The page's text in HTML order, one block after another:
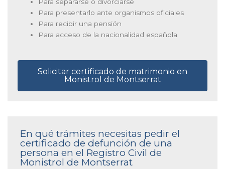
Para presentarlo ante organismos oficiales
Para recibir una pensión
Para acceso de la nacionalidad española
Solicitar certificado de matrimonio en
Monistrol de Montserrat
En qué trámites necesitas pedir el
certificado de defunción de una
persona en el Registro Civil de
Monistrol de Montserrat